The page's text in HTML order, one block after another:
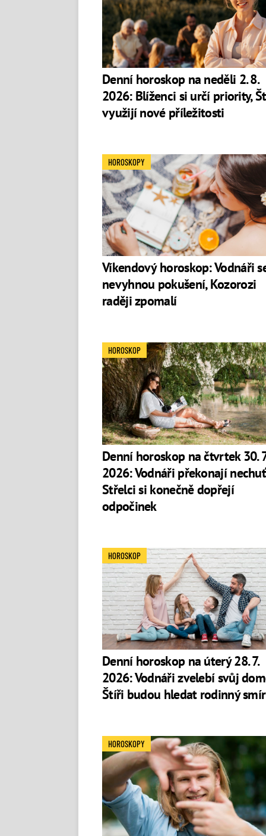
Denní horoskop na neděli 2. 8.
2026: Blíženci si určí priority,
využijí nové příležitosti
Víkendový horoskop: Vodnáři
nevyhnou pokušení, Kozorozi
raději zpomalí
HOROSKOPY
Denní horoskop na čtvrtek 30.
2026: Vodnáři překonají
Střelci si konečně dopřejí
odpočinek
HOROSKOP
Denní horoskop na úterý 28. 7.
2026: Vodnáři zvelebí svůj
Štíři budou hledat rodinný smír
HOROSKOP
HOROSKOPY